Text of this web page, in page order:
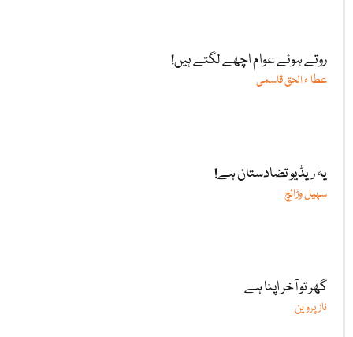
روتے ہوئے عوام اچھے لگتے ہیں!
عطا ء الحق قاسمی
یہ ریڈیو تضادستان ہے!
سہیل وڑائچ
گھر تو آخر اپنا ہے
ناز پروین